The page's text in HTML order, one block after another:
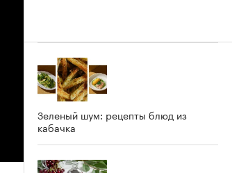
Зеленый шум: рецепты блюд из
кабачка